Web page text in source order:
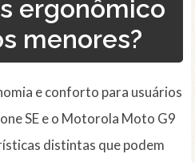
ergonômico
menores?
e conforto para usuários
SE e o Motorola Moto G9
distintas que podem